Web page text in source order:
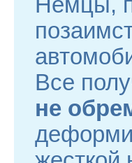
Немцы,
Все
не